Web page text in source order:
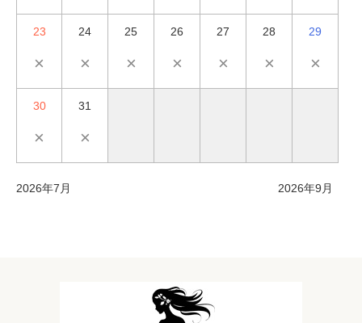
23
×
24
×
25
×
26
×
27
×
28
×
29
×
30
×
31
×
2026年7月 2026年9月